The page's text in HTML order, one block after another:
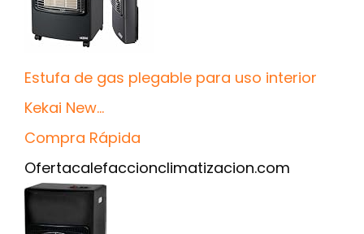
Estufa de gas plegable para uso interior
Kekai New...
Compra Rápida
Ofertacalefaccionclimatizacion.com